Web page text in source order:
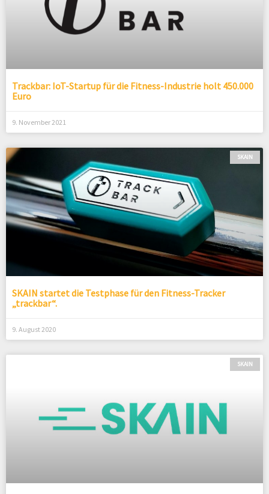
Trackbar: IoT-Startup für die Fitness-Industrie holt 450.000
Euro
9. November 2021
SKAIN
SKAIN startet die Testphase für den Fitness-Tracker
„trackbar“.
9. August 2020
SKAIN